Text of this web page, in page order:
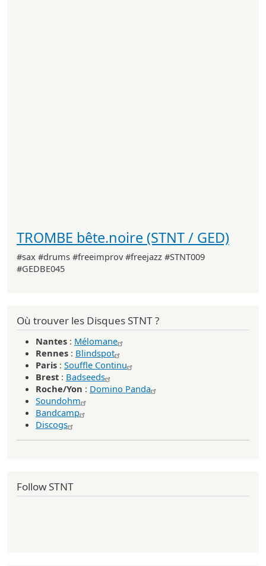
TROMBE bête.noire (STNT / GED)
#sax #drums #freeimprov #freejazz #STNT009
#GEDBE045
Où trouver les Disques STNT ?
Nantes : Mélomane
Rennes : Blindspot
Paris : Souffle Continu
Brest : Badseeds
Roche/Yon : Domino Panda
Soundohm
Bandcamp
Discogs
Follow STNT